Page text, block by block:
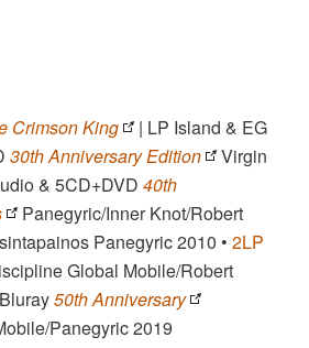
Crimson King
| LP Island & EG
30th Anniversary Edition
Virgin
& 5CD+DVD40th
Panegyric/Inner Knot/Robert
Panegyric 2010 •2LP
Global Mobile/Robert
50th Anniversary
Panegyric 2019